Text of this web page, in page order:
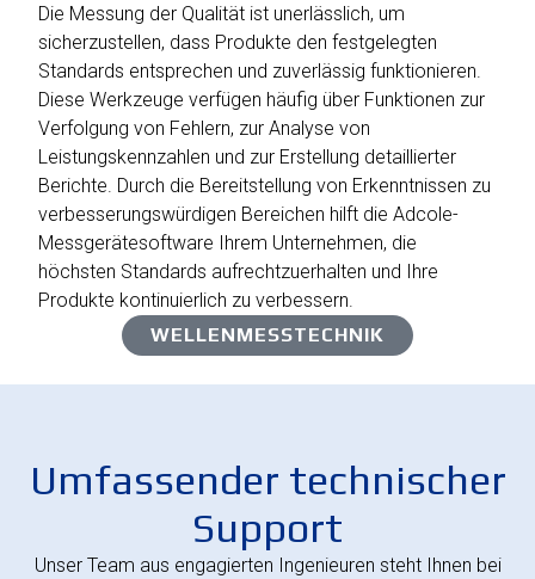
Die Messung der Qualität ist unerlässlich, um
sicherzustellen, dass Produkte den festgelegten
Standards entsprechen und zuverlässig funktionieren.
Diese Werkzeuge verfügen häufig über Funktionen zur
Verfolgung von Fehlern, zur Analyse von
Leistungskennzahlen und zur Erstellung detaillierter
Berichte. Durch die Bereitstellung von Erkenntnissen zu
verbesserungswürdigen Bereichen hilft die Adcole-
Messgerätesoftware Ihrem Unternehmen, die
höchsten Standards aufrechtzuerhalten und Ihre
Produkte kontinuierlich zu verbessern.
WELLENMESSTECHNIK
Umfassender technischer
Support
Unser Team aus engagierten Ingenieuren steht Ihnen bei